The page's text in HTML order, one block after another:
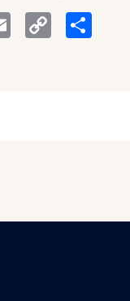
Email